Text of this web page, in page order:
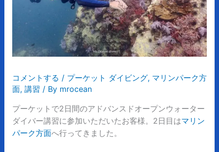
コメントする / プーケット ダイビング, マリンパーク方
面, 講習 / By mrocean
プーケットで2日間のアドバンスドオープンウォーター
ダイバー講習に参加いただいたお客様。2日目はマリン
パーク方面へ行ってきました。